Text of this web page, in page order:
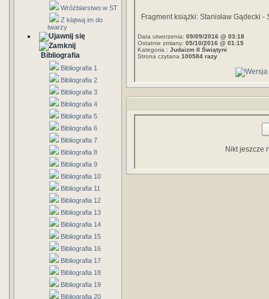
Wróżbiarstwo w ST
Z klątwą im do
twarzy
Bibliografia
Bibliografia 1
Bibliografia 2
Bibliografia 3
Bibliografia 4
Bibliografia 5
Bibliografia 6
Bibliografia 7
Bibliografia 8
Bibliografia 9
Bibliografia 10
Bibliografia 11
Bibliografia 12
Bibliografia 13
Bibliografia 14
Bibliografia 15
Bibliografia 16
Bibliografia 17
Bibliografia 18
Bibliografia 19
Bibliografia 20
Fragment książki: Stanisław Gądecki -
Data utworzenia: 09/09/2016 @ 03:18
Ostatnie zmiany: 05/10/2016 @ 01:15
Kategoria : Judaizm II Świątyni
Strona czytana 100584 razy
Nikt jeszcze